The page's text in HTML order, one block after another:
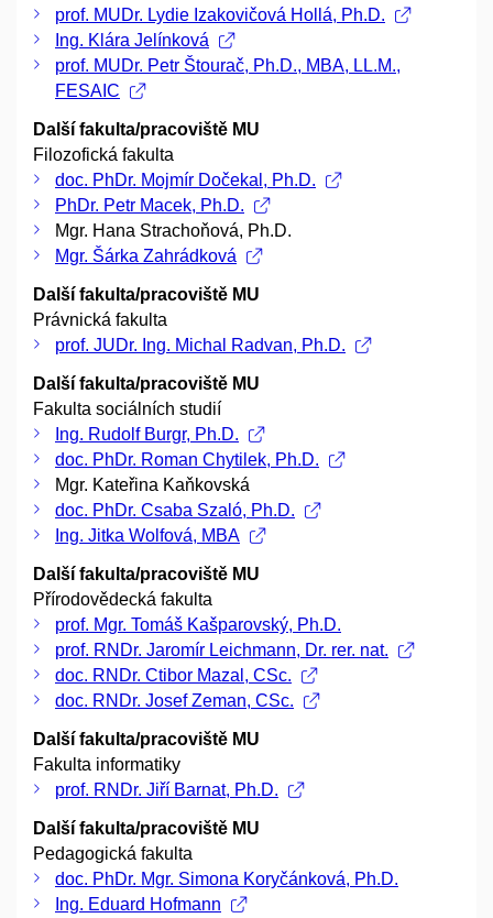
prof. MUDr. Lydie Izakovičová Hollá, Ph.D.
Ing. Klára Jelínková
prof. MUDr. Petr Štourač, Ph.D., MBA, LL.M.,
FESAIC
Další fakulta/pracoviště MU
Filozofická fakulta
doc. PhDr. Mojmír Dočekal, Ph.D.
PhDr. Petr Macek, Ph.D.
Mgr. Hana Strachoňová, Ph.D.
Mgr. Šárka Zahrádková
Další fakulta/pracoviště MU
Právnická fakulta
prof. JUDr. Ing. Michal Radvan, Ph.D.
Další fakulta/pracoviště MU
Fakulta sociálních studií
Ing. Rudolf Burgr, Ph.D.
doc. PhDr. Roman Chytilek, Ph.D.
Mgr. Kateřina Kaňkovská
doc. PhDr. Csaba Szaló, Ph.D.
Ing. Jitka Wolfová, MBA
Další fakulta/pracoviště MU
Přírodovědecká fakulta
prof. Mgr. Tomáš Kašparovský, Ph.D.
prof. RNDr. Jaromír Leichmann, Dr. rer. nat.
doc. RNDr. Ctibor Mazal, CSc.
doc. RNDr. Josef Zeman, CSc.
Další fakulta/pracoviště MU
Fakulta informatiky
prof. RNDr. Jiří Barnat, Ph.D.
Další fakulta/pracoviště MU
Pedagogická fakulta
doc. PhDr. Mgr. Simona Koryčánková, Ph.D.
Ing. Eduard Hofmann